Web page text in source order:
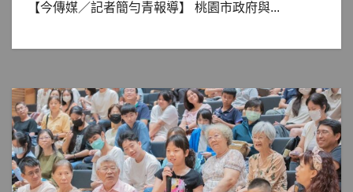
【今傳媒／記者簡勻青報導】 桃園市政府與...